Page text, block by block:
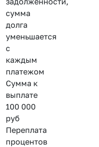
сумма
долга
уменьшается
с
каждым
платежом
Сумма к
выплате
100 000
руб
Переплата
процентов